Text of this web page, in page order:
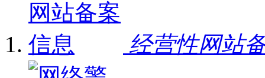
经营性网站